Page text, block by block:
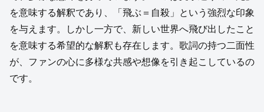
を意味する解釈であり、「飛ぶ＝自殺」という強烈な印象
を与えます。しかし一方で、新しい世界へ飛び出したこと
を意味する希望的な解釈も存在します。歌詞の持つ二面性
が、ファンの心に多様な共感や想像を引き起こしているの
です。